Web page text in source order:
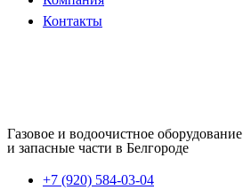
Контакты
Газовое и водоочистное оборудование
и запасные части в Белгороде
+7 (920) 584-03-04